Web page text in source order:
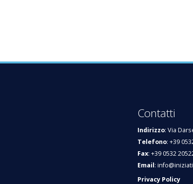
Contatti
Indirizzo: Via
Telefono: +39
Fax: +39 0532
Email:
Privacy Policy